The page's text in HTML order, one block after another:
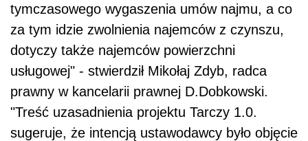
tymczasowego wygaszenia umów najmu, a co
za tym idzie zwolnienia najemców z czynszu,
dotyczy także najemców powierzchni
usługowej" - stwierdził Mikołaj Zdyb, radca
prawny w kancelarii prawnej D.Dobkowski.
"Treść uzasadnienia projektu Tarczy 1.0.
sugeruje, że intencją ustawodawcy było objęcie